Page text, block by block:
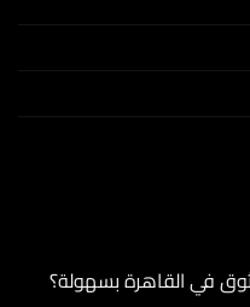
في القاهرة بسهولة؟